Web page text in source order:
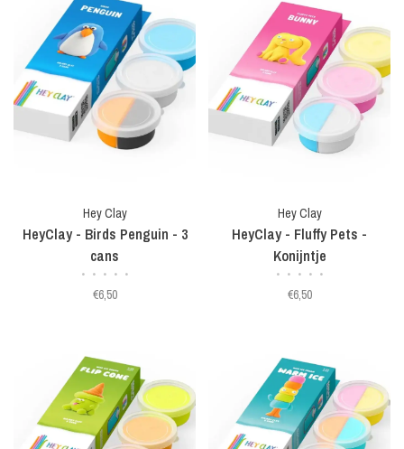
Hey Clay
HeyClay - Birds Penguin - 3
cans
• • • • •
€6,50
Hey Clay
HeyClay - Fluffy Pets -
Konijntje
• • • • •
€6,50